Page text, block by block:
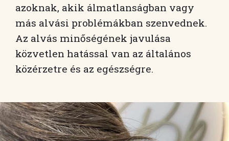
azoknak, akik álmatlanságban vagy
más alvási problémákban szenvednek.
Az alvás minőségének javulása
közvetlen hatással van az általános
közérzetre és az egészségre.